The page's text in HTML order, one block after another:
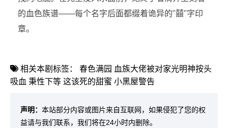
的血色族谱——每个名字后面都缀着诡异的"囍"字印
章。
相关本剧标签： 春色满园 血族大佬被对家光明神按头
吸血 秉性下等 这该死的甜蜜 小黑屋警告
声明： 本站部分内容或图片来自互联网，如果侵犯了您的权
益请与我们联系，我们将在24小时内删除。